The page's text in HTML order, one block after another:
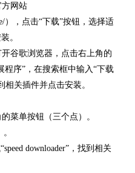
方网站
），点击“下载”按钮，选择适
。
谷歌浏览器，点击右上角的
序”，在搜索框中输入“下载
相关插件并点击安装。
菜单按钮（三个点）。
downloader”，找到相关